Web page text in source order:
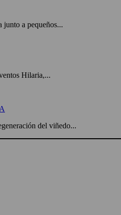
junto a pequeños...
Hilaria,...
del viñedo...